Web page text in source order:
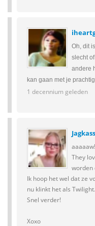
Oh, dit
slecht
andere
kan gaan met je
1 decennium geleden
Jagkass
They
worden
Ik hoop het wel dat ze
nu klinkt het als
Snel verder!
Xoxo